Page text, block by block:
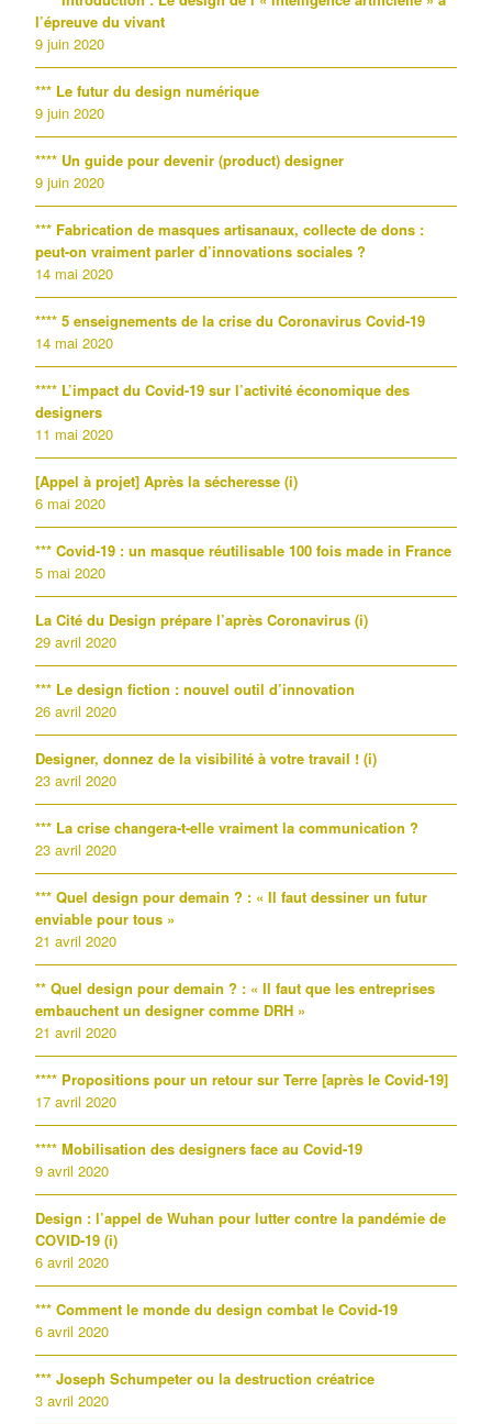
l’épreuve du vivant
9 juin 2020
*** Le futur du design numérique
9 juin 2020
**** Un guide pour devenir (product) designer
9 juin 2020
*** Fabrication de masques artisanaux, collecte de dons :
peut-on vraiment parler d’innovations sociales ?
14 mai 2020
**** 5 enseignements de la crise du Coronavirus Covid-19
14 mai 2020
**** L’impact du Covid-19 sur l’activité économique des
designers
11 mai 2020
[Appel à projet] Après la sécheresse (i)
6 mai 2020
*** Covid-19 : un masque réutilisable 100 fois made in France
5 mai 2020
La Cité du Design prépare l’après Coronavirus (i)
29 avril 2020
*** Le design fiction : nouvel outil d’innovation
26 avril 2020
Designer, donnez de la visibilité à votre travail ! (i)
23 avril 2020
*** La crise changera-t-elle vraiment la communication ?
23 avril 2020
*** Quel design pour demain ? : « Il faut dessiner un futur
enviable pour tous »
21 avril 2020
** Quel design pour demain ? : « Il faut que les entreprises
embauchent un designer comme DRH »
21 avril 2020
**** Propositions pour un retour sur Terre [après le Covid-19]
17 avril 2020
**** Mobilisation des designers face au Covid-19
9 avril 2020
Design : l’appel de Wuhan pour lutter contre la pandémie de
COVID-19 (i)
6 avril 2020
*** Comment le monde du design combat le Covid-19
6 avril 2020
*** Joseph Schumpeter ou la destruction créatrice
3 avril 2020